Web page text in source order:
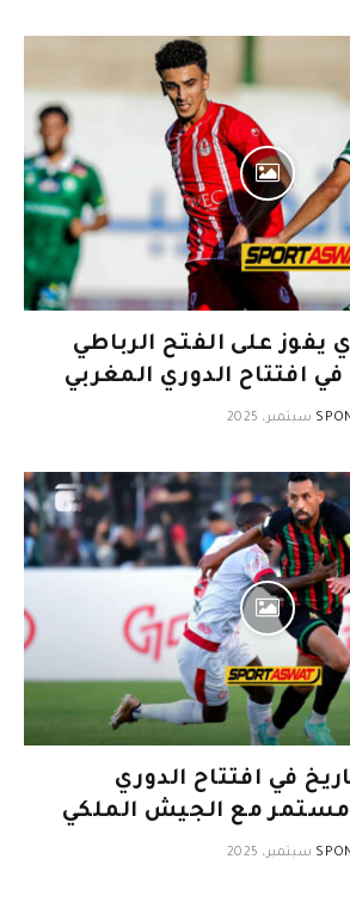
يفوز على الفتح الرباطي
افتتاح الدوري المغربي
في افتتاح الدوري
مستمر مع الجيش الملكي